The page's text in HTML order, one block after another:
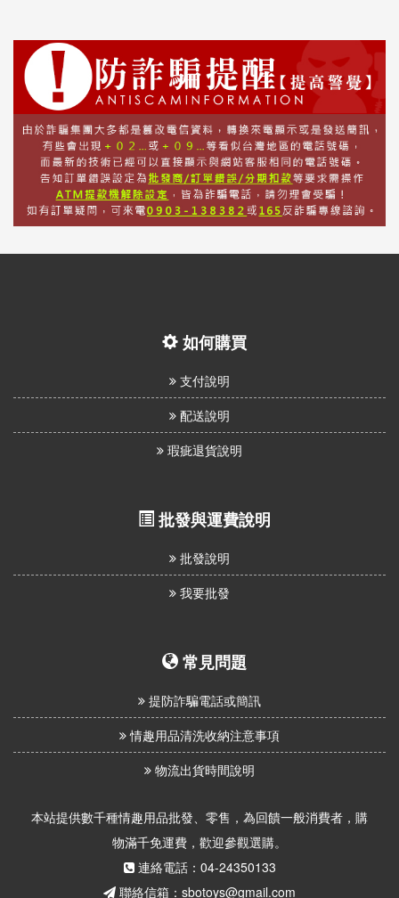
如何購買
支付說明
配送說明
瑕疵退貨說明
批發與運費說明
批發說明
我要批發
常見問題
提防詐騙電話或簡訊
情趣用品清洗收納注意事項
物流出貨時間說明
本站提供數千種情趣用品批發、零售，為回饋一般消費者，購
物滿千免運費，歡迎參觀選購。
連絡電話：04-24350133
聯絡信箱：sbotoys@gmail.com